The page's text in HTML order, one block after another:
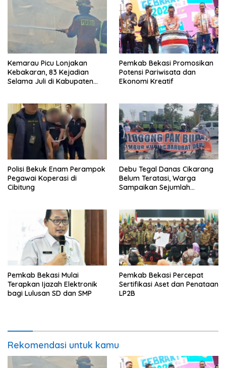
Kemarau Picu Lonjakan
Kebakaran, 83 Kejadian
Selama Juli di Kabupaten
Pemkab Bekasi Promosikan
Potensi Pariwisata dan
Ekonomi Kreatif
Polisi Bekuk Enam Perampok
Pegawai Koperasi di
Cibitung
Debu Tegal Danas Cikarang
Belum Teratasi, Warga
Sampaikan Sejumlah
Pemkab Bekasi Mulai
Terapkan Ijazah Elektronik
bagi Lulusan SD dan SMP
Pemkab Bekasi Percepat
Sertifikasi Aset dan Penataan
LP2B
Rekomendasi untuk kamu